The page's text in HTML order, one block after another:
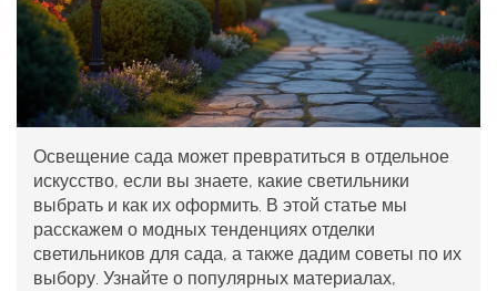
Освещение сада может превратиться в отдельное
искусство, если вы знаете, какие светильники
выбрать и как их оформить. В этой статье мы
расскажем о модных тенденциях отделки
светильников для сада, а также дадим советы по их
выбору. Узнайте о популярных материалах,